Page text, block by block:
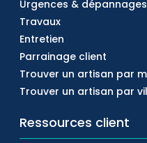
Urgences & dépannages
Travaux
Entretien
Parrainage client
Trouver un artisan par
Trouver un artisan par
Ressources client